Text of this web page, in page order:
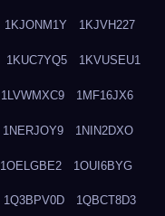
1KJONM1Y 1KJVH227
1KUC7YQ5 1KVUSEU1
1LVWMXC9 1MF16JX6
1NERJOY9 1NIN2DXO
1OELGBE2 1OUI6BYG
1Q3BPV0D 1QBCT8D3